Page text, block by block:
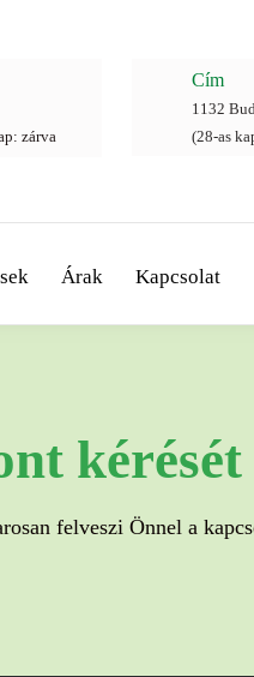
zárva
Cím
1132
(28-as
Árak Kapcsolat
felveszi Önnel a